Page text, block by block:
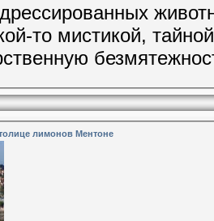
то мистикой,
лимонов Ментоне